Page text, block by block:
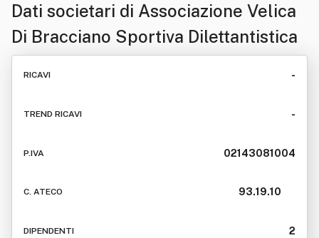
Dati societari di Associazione Velica
Di Bracciano Sportiva Dilettantistica
RICAVI -
TREND RICAVI -
P.IVA 02143081004
C. ATECO 93.19.10
DIPENDENTI 2